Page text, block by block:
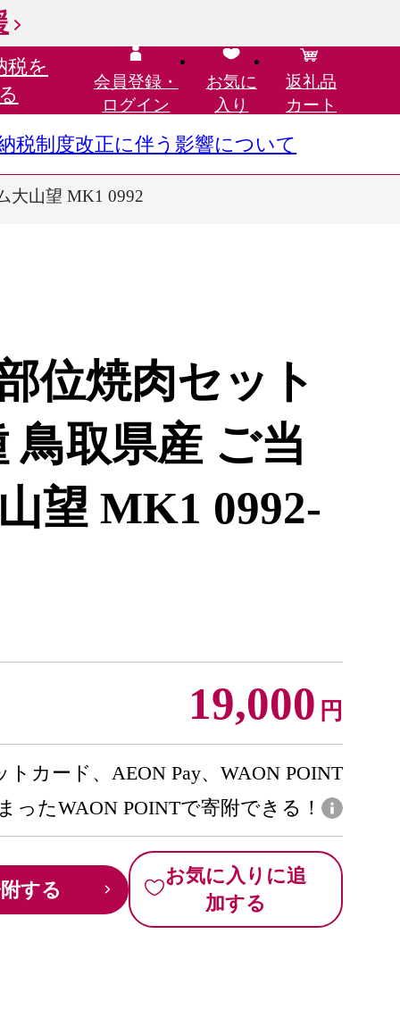
税を
会員登録・
ログイン
お気に
入り
返礼品
カート
税制度改正に伴う影響について
大山望 MK1 0992
位焼肉セット
鳥取県産 ご当
望 MK1 0992-
19,000 円
トカード、AEON Pay、WAON POINT
ったWAON POINTで寄附できる！
する
お気に入りに追
加する